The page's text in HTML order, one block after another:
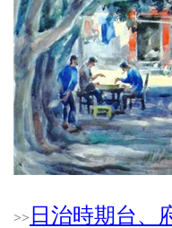
>> 日治時期台、